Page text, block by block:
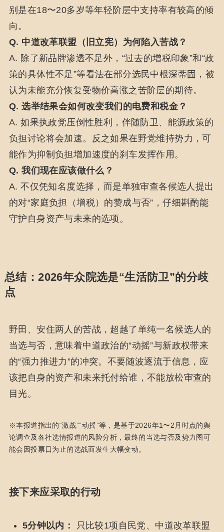
别是在18〜20多岁等年轻阶层中支持率有较高的倾
向。
Q. 中道改革联盟（旧立宪）为何陷入苦战？
A. 除了新品牌渗透不足外，“过去的增税印象”和“政
策的具体性不足”等看法在部分选民中根深蒂固，被
认为未能充分恢复受物价高涨之苦阶层的期待。
Q. 选举结果会如何改变我们的电费和税金？
A. 如果执政党压倒性胜利，伴随防卫、能源政策的
负担讨论将会加速。反之如果在野党维持势力，可
能作为抑制负担增加速度的刹车发挥作用。
Q. 我们现在应该做什么？
A. 不仅凭知名度选择，而是单独审查各候选人提出
的对“家庭负担（增税）的赞成与否”，仔细斟酌能
守护自身资产与未来的选项。
总结：2026年众院选是“生活防卫”的分歧
点
野田、安住两人的苦战，超越了单纯一名候选人的
当选与否，意味着中道政治的“动摇”与新政权带来
的“强力推进力”的冲突。不要随波逐流于信息，应
该把自身的资产和未来托付给谁，不能放松审查的
目光。
※本报道指出的“激战”“动摇”等，是基于2026年1〜2月时点的舆
论调查及各社选情报道的风险分析，最终的当选与否及势力图可
能会因投票日为止的选战而发生大幅变动。
接下来应采取的行动
5分钟以内： 只比较1项自民党、中道改革联盟